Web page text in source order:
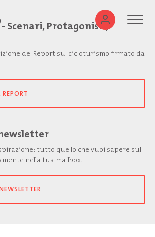
- Scenari, Protagonisti,
del Report sul cicloturismo firmato da
REPORT
tutto quello che vuoi sapere sul
nella tua mailbox.